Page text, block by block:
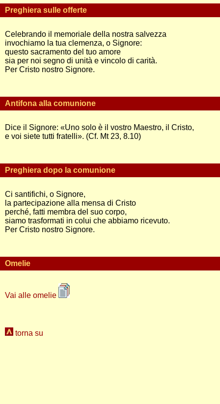
Preghiera sulle offerte
Celebrando il memoriale della nostra salvezza
invochiamo la tua clemenza, o Signore:
questo sacramento del tuo amore
sia per noi segno di unità e vincolo di carità.
Per Cristo nostro Signore.
Antifona alla comunione
Dice il Signore: «Uno solo è il vostro Maestro, il Cristo,
e voi siete tutti fratelli». (Cf. Mt 23, 8.10)
Preghiera dopo la comunione
Ci santifichi, o Signore,
la partecipazione alla mensa di Cristo
perché, fatti membra del suo corpo,
siamo trasformati in colui che abbiamo ricevuto.
Per Cristo nostro Signore.
Omelie
Vai alle omelie
torna su